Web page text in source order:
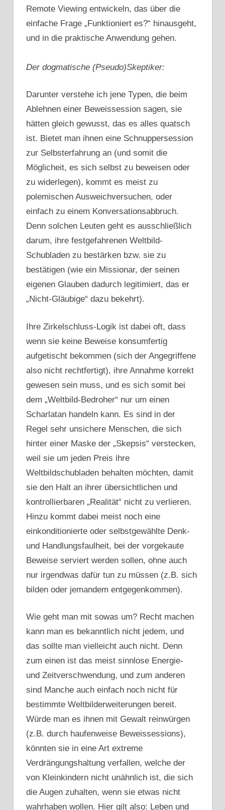
Remote Viewing entwickeln, das über die
einfache Frage „Funktioniert es?“ hinausgeht,
und in die praktische Anwendung gehen.
Der dogmatische (Pseudo)Skeptiker:
Darunter verstehe ich jene Typen, die beim
Ablehnen einer Beweissession sagen, sie
hätten gleich gewusst, das es alles quatsch
ist. Bietet man ihnen eine Schnuppersession
zur Selbsterfahrung an (und somit die
Möglicheit, es sich selbst zu beweisen oder
zu widerlegen), kommt es meist zu
polemischen Ausweichversuchen, oder
einfach zu einem Konversationsabbruch.
Denn solchen Leuten geht es ausschließlich
darum, ihre festgefahrenen Weltbild-
Schubladen zu bestärken bzw. sie zu
bestätigen (wie ein Missionar, der seinen
eigenen Glauben dadurch legitimiert, das er
„Nicht-Gläubige“ dazu bekehrt).
Ihre Zirkelschluss-Logik ist dabei oft, dass
wenn sie keine Beweise konsumfertig
aufgetischt bekommen (sich der Angegriffene
also nicht rechtfertigt), ihre Annahme korrekt
gewesen sein muss, und es sich somit bei
dem „Weltbild-Bedroher“ nur um einen
Scharlatan handeln kann. Es sind in der
Regel sehr unsichere Menschen, die sich
hinter einer Maske der „Skepsis“ verstecken,
weil sie um jeden Preis ihre
Weltbildschubladen behalten möchten, damit
sie den Halt an ihrer übersichtlichen und
kontrollierbaren „Realität“ nicht zu verlieren.
Hinzu kommt dabei meist noch eine
einkonditionierte oder selbstgewählte Denk-
und Handlungsfaulheit, bei der vorgekaute
Beweise serviert werden sollen, ohne auch
nur irgendwas dafür tun zu müssen (z.B. sich
bilden oder jemandem entgegenkommen).
Wie geht man mit sowas um? Recht machen
kann man es bekanntlich nicht jedem, und
das sollte man vielleicht auch nicht. Denn
zum einen ist das meist sinnlose Energie-
und Zeitverschwendung, und zum anderen
sind Manche auch einfach noch nicht für
bestimmte Weltbilderweiterungen bereit.
Würde man es ihnen mit Gewalt reinwürgen
(z.B. durch haufenweise Beweissessions),
könnten sie in eine Art extreme
Verdrängungshaltung verfallen, welche der
von Kleinkindern nicht unähnlich ist, die sich
die Augen zuhalten, wenn sie etwas nicht
wahrhaben wollen. Hier gilt also: Leben und